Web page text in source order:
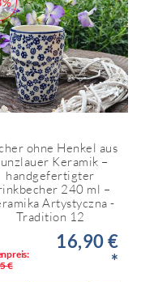
ohne Henkel aus
Keramik –
handgefertigter
240 ml –
Artystyczna -
Tradition 12
€
16,90 €
*